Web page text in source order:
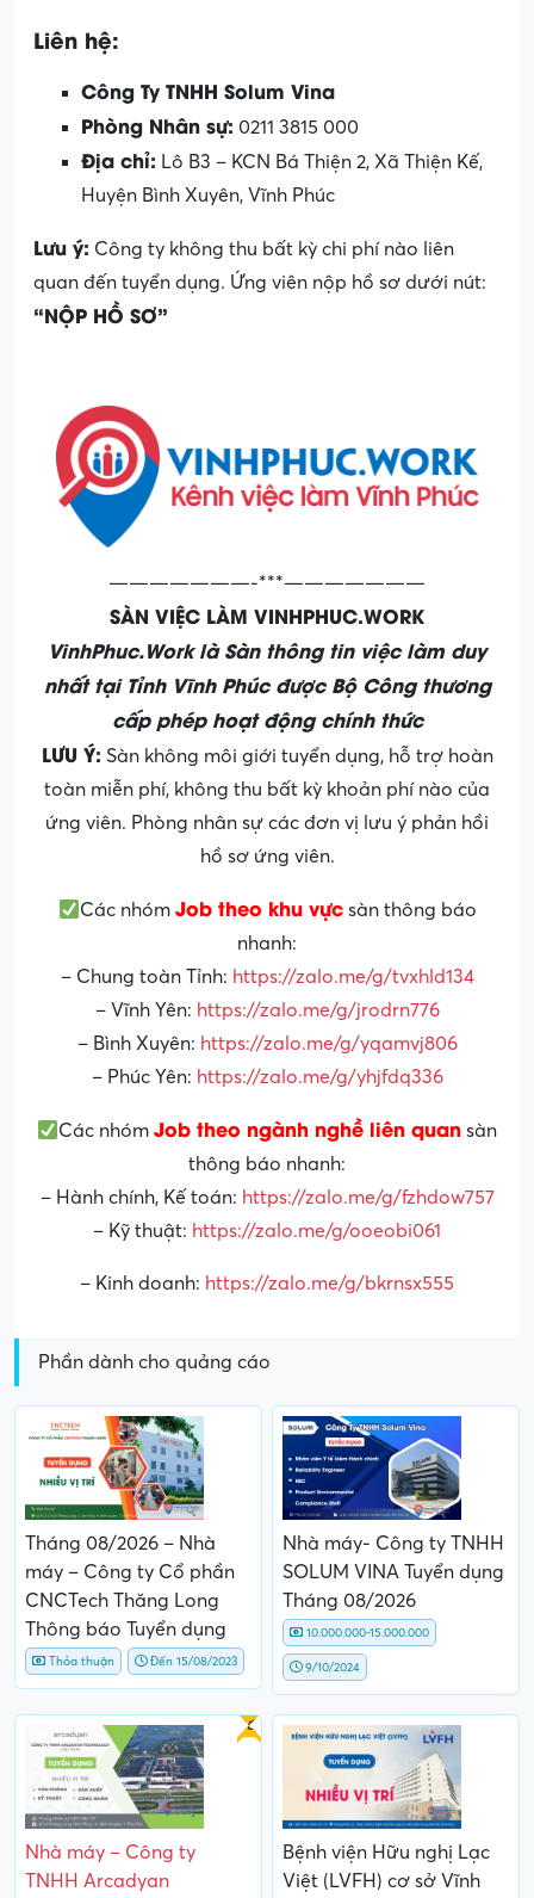
Liên hệ:
Công Ty TNHH Solum Vina
Phòng Nhân sự: 0211 3815 000
Địa chỉ: Lô B3 – KCN Bá Thiện 2, Xã Thiện Kế,
Huyện Bình Xuyên, Vĩnh Phúc
Lưu ý: Công ty không thu bất kỳ chi phí nào liên
quan đến tuyển dụng. Ứng viên nộp hồ sơ dưới nút:
“NỘP HỒ SƠ”
———————-***———————
SÀN VIỆC LÀM VINHPHUC.WORK
VinhPhuc.Work là Sàn thông tin việc làm duy
nhất tại Tỉnh Vĩnh Phúc được Bộ Công thương
cấp phép hoạt động chính thức
LƯU Ý: Sàn không môi giới tuyển dụng, hỗ trợ hoàn
toàn miễn phí, không thu bất kỳ khoản phí nào của
ứng viên. Phòng nhân sự các đơn vị lưu ý phản hồi
hồ sơ ứng viên.
Các nhóm Job theo khu vựcsàn thông báo
nhanh:
– Chung toàn Tỉnh: https://zalo.me/g/tvxhld134
– Vĩnh Yên: https://zalo.me/g/jrodrn776
– Bình Xuyên: https://zalo.me/g/yqamvj806
– Phúc Yên: https://zalo.me/g/yhjfdq336
Các nhómJob theo ngành nghề liên quan sàn
thông báo nhanh:
– Hành chính, Kế toán: https://zalo.me/g/fzhdow757
– Kỹ thuật: https://zalo.me/g/ooeobi061
– Kinh doanh: https://zalo.me/g/bkrnsx555
Phần dành cho quảng cáo
Tháng 08/2026 – Nhà
máy – Công ty Cổ phần
CNCTech Thăng Long
Thông báo Tuyển dụng
Thỏa thuận Đến 15/08/2023
Nhà máy- Công ty TNHH
SOLUM VINA Tuyển dụng
Tháng 08/2026
10.000.000-15.000.000
9/10/2024
Gấp
Nhà máy – Công ty
TNHH Arcadyan
Bệnh viện Hữu nghị Lạc
Việt (LVFH) cơ sở Vĩnh